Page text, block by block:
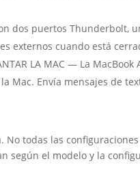
dos puertos
externos cuando está
LA MAC — La
Mac. Envía mensajes de
No todas las
según el modelo y la